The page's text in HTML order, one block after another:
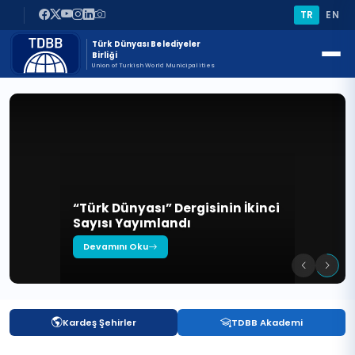
TR EN
Türk Dünyası Belediyeler
Birliği
Union of Turkish World Municipalities
“Türk Dünyası” Dergisinin İkinci
Sayısı Yayımlandı
Devamını Oku
Kardeş Şehirler TDBB Akademi